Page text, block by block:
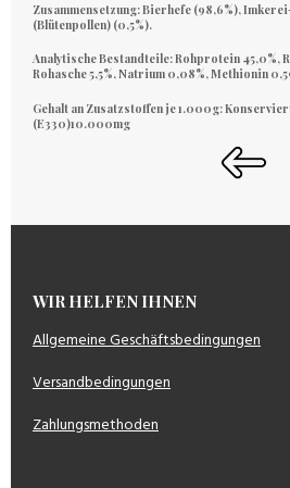
Zusammensetzung:Bierhefe (98,6%),
(Blütenpollen) (0,5%).
Analytische Bestandteile:Rohprotein 45,0%,
Rohasche 5,5%, Natrium 0,08%, Methionin
Gehalt an Zusatzstoffen je 1.000g:
(E330)10.000mg
WIR HELFEN IHNEN
Allgemeine Geschäftsbedingungen
Versandbedingungen
Zahlungsmethoden